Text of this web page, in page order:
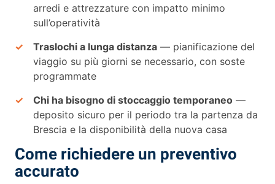
arredi e attrezzature con impatto minimo
sull’operatività
Traslochi a lunga distanza — pianificazione del
viaggio su più giorni se necessario, con soste
programmate
Chi ha bisogno di stoccaggio temporaneo —
deposito sicuro per il periodo tra la partenza da
Brescia e la disponibilità della nuova casa
Come richiedere un preventivo
accurato